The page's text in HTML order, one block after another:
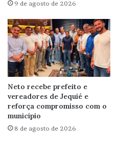
9 de agosto de 2026
Neto recebe prefeito e
vereadores de Jequié e
reforça compromisso com o
município
8 de agosto de 2026